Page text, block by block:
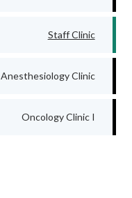
Staff Clinic
Anesthesiology Clinic
Oncology Clinic I